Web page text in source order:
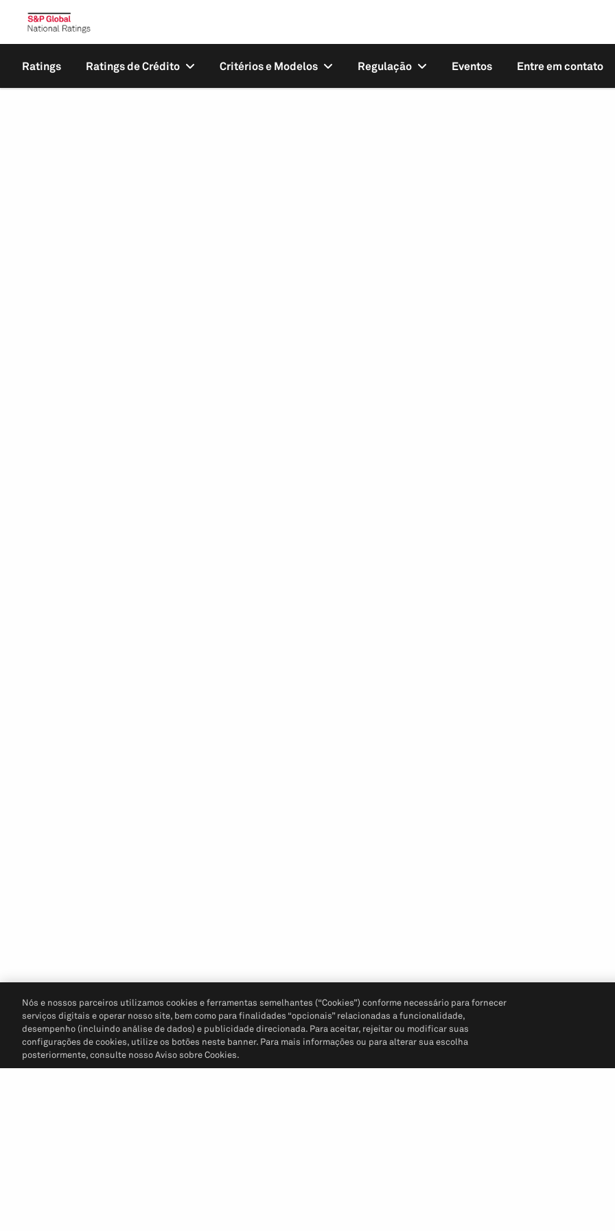
Ratings Ratings de Crédito Critérios e Modelos Regulação Eventos Entre em contato
Nós e nossos parceiros utilizamos cookies e ferramentas semelhantes (“Cookies”) conforme necessário para fornecer
serviços digitais e operar nosso site, bem como para finalidades “opcionais” relacionadas a funcionalidade,
desempenho (incluindo análise de dados) e publicidade direcionada. Para aceitar, rejeitar ou modificar suas
configurações de cookies, utilize os botões neste banner. Para mais informações ou para alterar sua escolha
posteriormente, consulte nosso Aviso sobre Cookies.